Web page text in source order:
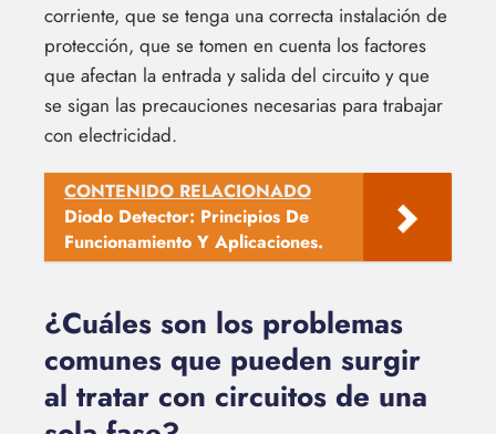
corriente, que se tenga una correcta instalación de
protección, que se tomen en cuenta los factores
que afectan la entrada y salida del circuito y que
se sigan las precauciones necesarias para trabajar
con electricidad.
CONTENIDO RELACIONADO
Diodo Detector: Principios De
Funcionamiento Y Aplicaciones.
¿Cuáles son los problemas
comunes que pueden surgir
al tratar con circuitos de una